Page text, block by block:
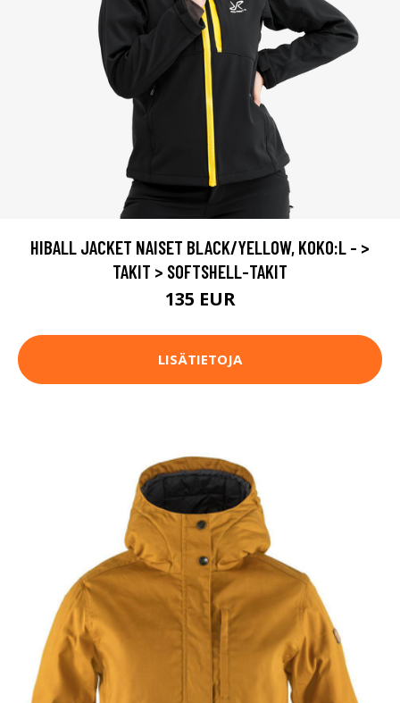
HIBALL JACKET NAISET BLACK/YELLOW, KOKO:L - >
TAKIT > SOFTSHELL-TAKIT
135 EUR
LISÄTIETOJA